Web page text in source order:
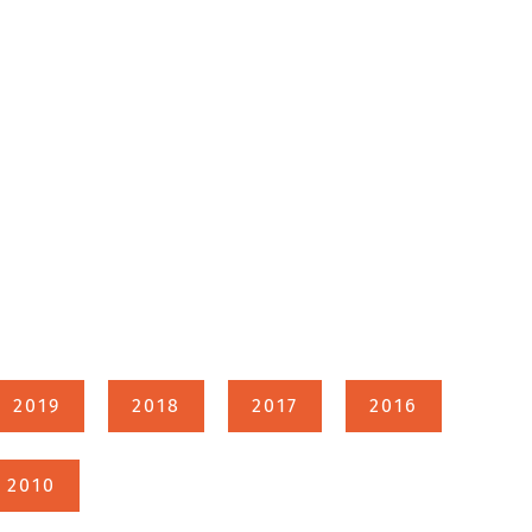
2019 2018 2017 2016
2010